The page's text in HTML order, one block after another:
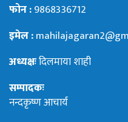
फोन :9868336712
इमेल :
अध्यक्षःदिलमाया शाही
सम्पादकः
नन्दकृष्ण आचार्य